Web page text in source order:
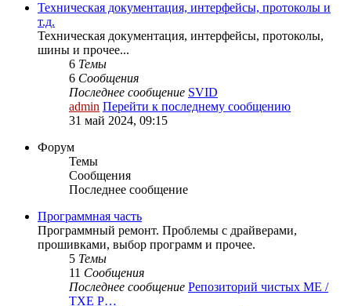
Техническая документация, интерфейсы, протоколы и
т.д.
Техническая документация, интерфейсы, протоколы,
шины и прочее...
6 Темы
6 Сообщения
Последнее сообщение SVID
admin Перейти к последнему сообщению
31 май 2024, 09:15
Форум
Темы
Сообщения
Последнее сообщение
Программная часть
Программный ремонт. Проблемы с драйверами,
прошивками, выбор программ и прочее.
5 Темы
11 Сообщения
Последнее сообщение Репозиторий чистых ME /
TXE Р…